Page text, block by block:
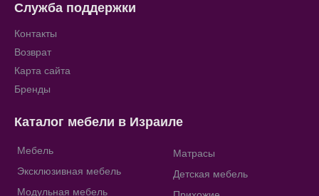
Служба поддержки
Контакты
Возврат
Карта сайта
Бренды
Каталог мебели в Израиле
Мебель
Эксклюзивная мебель
Модульная мебель
Матрасы
Детская мебель